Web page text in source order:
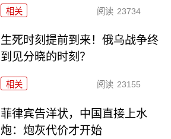
相关 阅读 23734
生死时刻提前到来！俄乌战争终
到见分晓的时刻？
相关 阅读 23155
菲律宾告洋状，中国直接上水
炮：炮灰代价才开始